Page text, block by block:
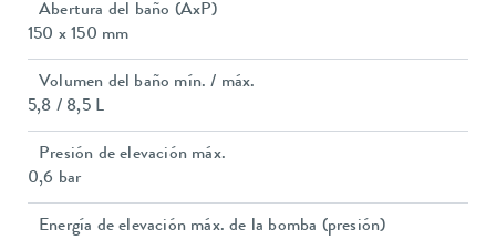
Abertura del baño (AxP)
150 x 150 mm
Volumen del baño mín. / máx.
5,8 / 8,5 L
Presión de elevación máx.
0,6 bar
Energía de elevación máx. de la bomba (presión)